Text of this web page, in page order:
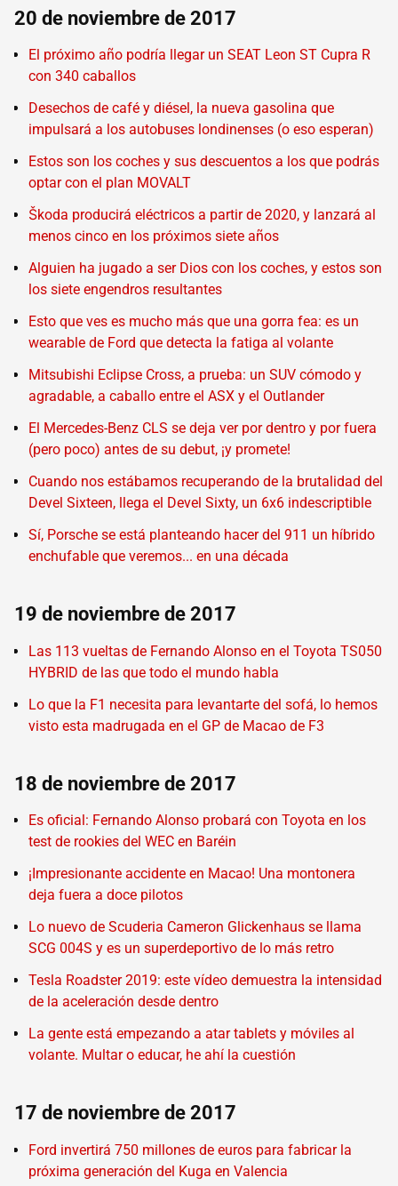
20 de noviembre de 2017
El próximo año podría llegar un SEAT Leon ST Cupra R
con 340 caballos
Desechos de café y diésel, la nueva gasolina que
impulsará a los autobuses londinenses (o eso esperan)
Estos son los coches y sus descuentos a los que podrás
optar con el plan MOVALT
Škoda producirá eléctricos a partir de 2020, y lanzará al
menos cinco en los próximos siete años
Alguien ha jugado a ser Dios con los coches, y estos son
los siete engendros resultantes
Esto que ves es mucho más que una gorra fea: es un
wearable de Ford que detecta la fatiga al volante
Mitsubishi Eclipse Cross, a prueba: un SUV cómodo y
agradable, a caballo entre el ASX y el Outlander
El Mercedes-Benz CLS se deja ver por dentro y por fuera
(pero poco) antes de su debut, ¡y promete!
Cuando nos estábamos recuperando de la brutalidad del
Devel Sixteen, llega el Devel Sixty, un 6x6 indescriptible
Sí, Porsche se está planteando hacer del 911 un híbrido
enchufable que veremos... en una década
19 de noviembre de 2017
Las 113 vueltas de Fernando Alonso en el Toyota TS050
HYBRID de las que todo el mundo habla
Lo que la F1 necesita para levantarte del sofá, lo hemos
visto esta madrugada en el GP de Macao de F3
18 de noviembre de 2017
Es oficial: Fernando Alonso probará con Toyota en los
test de rookies del WEC en Baréin
¡Impresionante accidente en Macao! Una montonera
deja fuera a doce pilotos
Lo nuevo de Scuderia Cameron Glickenhaus se llama
SCG 004S y es un superdeportivo de lo más retro
Tesla Roadster 2019: este vídeo demuestra la intensidad
de la aceleración desde dentro
La gente está empezando a atar tablets y móviles al
volante. Multar o educar, he ahí la cuestión
17 de noviembre de 2017
Ford invertirá 750 millones de euros para fabricar la
próxima generación del Kuga en Valencia